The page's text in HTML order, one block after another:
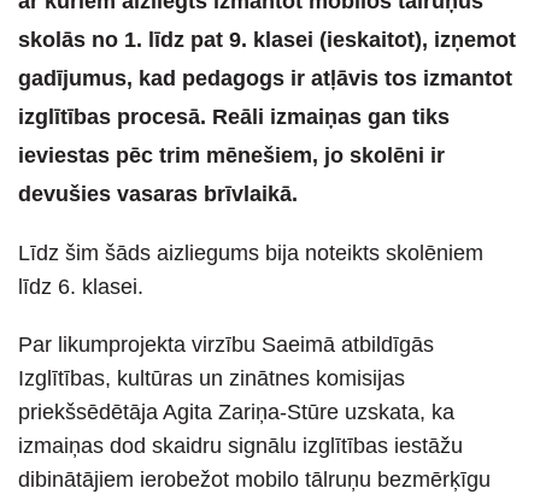
skolās no 1. līdz pat 9. klasei (ieskaitot), izņemot
gadījumus, kad pedagogs ir atļāvis tos izmantot
izglītības procesā. Reāli izmaiņas gan tiks
ieviestas pēc trim mēnešiem, jo skolēni ir
devušies vasaras brīvlaikā.
Līdz šim šāds aizliegums bija noteikts skolēniem
līdz 6. klasei.
Par likumprojekta virzību Saeimā atbildīgās
Izglītības, kultūras un zinātnes komisijas
priekšsēdētāja Agita Zariņa-Stūre uzskata, ka
izmaiņas dod skaidru signālu izglītības iestāžu
dibinātājiem ierobežot mobilo tālruņu bezmērķīgu